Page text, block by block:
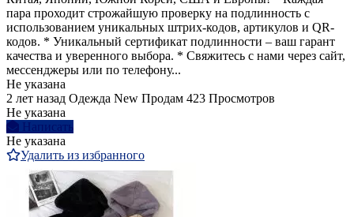
пара проходит строжайшую проверку на подлинность с
использованием уникальных штрих-кодов, артикулов и QR-
кодов. * Уникальный сертификат подлинности – ваш гарант
качества и уверенного выбора. * Свяжитесь с нами через сайт,
мессенджеры или по телефону...
Не указана
2 лет назад Одежда New Продам 423 Просмотров
Не указана
Написать
Не указана
Удалить из избранного